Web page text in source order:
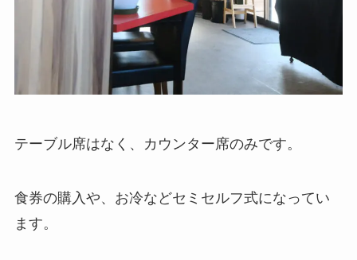
テーブル席はなく、カウンター席のみです。
食券の購入や、お冷などセミセルフ式になってい
ます。